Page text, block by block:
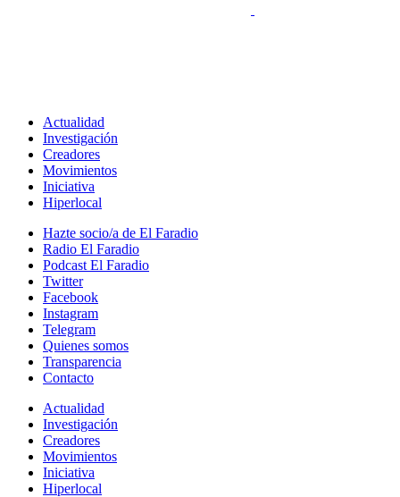
Actualidad
Investigación
Creadores
Movimientos
Iniciativa
Hiperlocal
Hazte socio/a de El Faradio
Radio El Faradio
Podcast El Faradio
Twitter
Facebook
Instagram
Telegram
Quienes somos
Transparencia
Contacto
Actualidad
Investigación
Creadores
Movimientos
Iniciativa
Hiperlocal